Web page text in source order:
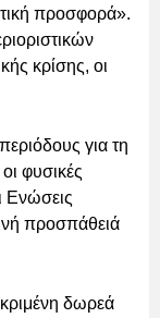
προσφορά».
κρίσης, οι
για τη
φυσικές
Ενώσεις
προσπάθειά
δωρεά